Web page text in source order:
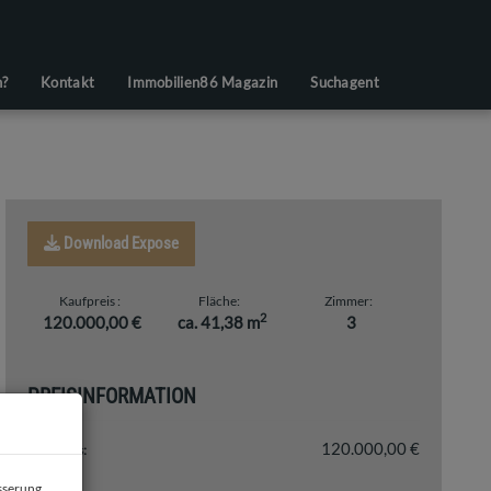
Kontakt Immobilien86 Magazin Suchagent
Download Expose
Kaufpreis
120.000,00 €
Fläche
ca. 41,38 m2
Zimmer
3
PREISINFORMATION
Kaufpreis: 120.000,00 €